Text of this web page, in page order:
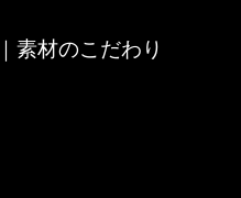
｜素材のこだわり